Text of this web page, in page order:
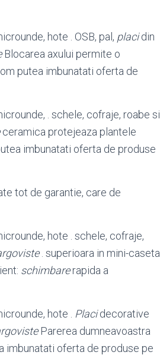
hote . OSB, pal, placidin
Blocarea axului permite o
putea imbunatati oferta de
. schele, cofraje, roabe si
ceramica protejeaza plantele
imbunatati oferta de produse
tot de garantie, care de
hote . schele, cofraje,
. superioara in mini-caseta
schimbarerapida a
hote . Placidecorative
Parerea dumneavoastra
imbunatati oferta de produse pe